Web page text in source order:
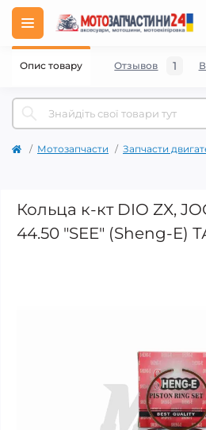
Мотозапчасти Запчасти
Кольца к-кт DIO ZX,
44.50 "SEE" (Sheng-E)
Опис товару Отзывов 1